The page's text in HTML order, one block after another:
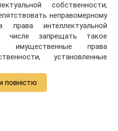
собственности;
неправомерному
права интеллектуальной
числе запрещать такое
имущественные права
установленные
повністю